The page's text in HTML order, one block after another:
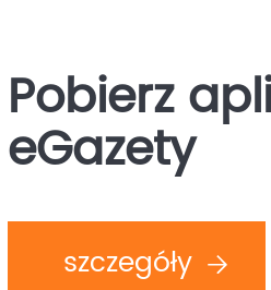
Pobierz
eGazety
szczegóły